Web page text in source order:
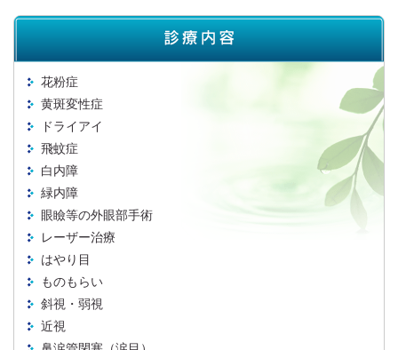
花粉症
黄斑変性症
ドライアイ
飛蚊症
白内障
緑内障
眼瞼等の外眼部手術
レーザー治療
はやり目
ものもらい
斜視・弱視
近視